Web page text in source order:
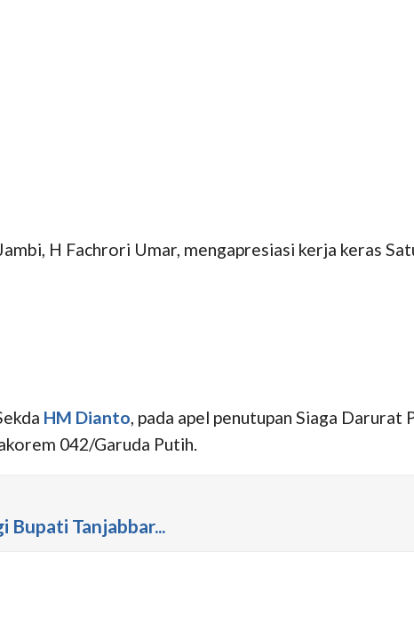
H Fachrori Umar, mengapresiasi kerja keras
HM Dianto , pada apel penutupan Siaga
042/Garuda Putih.
Bupati Tanjabbar...